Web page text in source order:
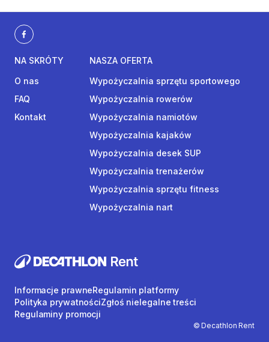
NA SKRÓTY
O nas
FAQ
Kontakt
NASZA OFERTA
Wypożyczalnia sprzętu sportowego
Wypożyczalnia rowerów
Wypożyczalnia namiotów
Wypożyczalnia kajaków
Wypożyczalnia desek SUP
Wypożyczalnia trenażerów
Wypożyczalnia sprzętu fitness
Wypożyczalnia nart
© Decathlon Rent
Informacje prawneRegulamin platformy
Polityka prywatnościZgłoś nielegalne treści
Regulaminy promocji